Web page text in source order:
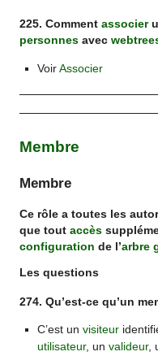
225. Commentassocier
personnes avec
VoirAssocier
Membre
Membre
Ce rôle a toutes les
que toutaccès
configuration de l’arbre
Les questions
274. Qu’est-ce qu’un
C’est un visiteur
utilisateur, un valideur,